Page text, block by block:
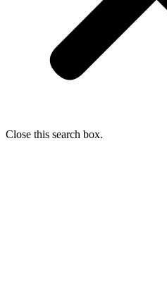
Close this search box.